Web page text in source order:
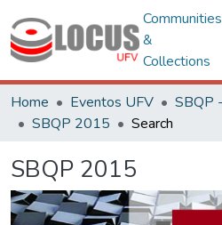
Communities
&
Collections
Home Eventos UFV
SBQP 2015
Search
SBQP 2015